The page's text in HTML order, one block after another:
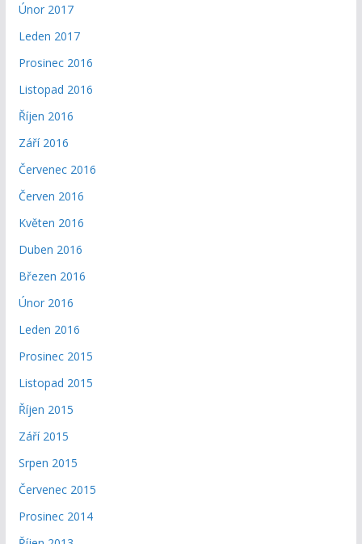
Únor 2017
Leden 2017
Prosinec 2016
Listopad 2016
Říjen 2016
Září 2016
Červenec 2016
Červen 2016
Květen 2016
Duben 2016
Březen 2016
Únor 2016
Leden 2016
Prosinec 2015
Listopad 2015
Říjen 2015
Září 2015
Srpen 2015
Červenec 2015
Prosinec 2014